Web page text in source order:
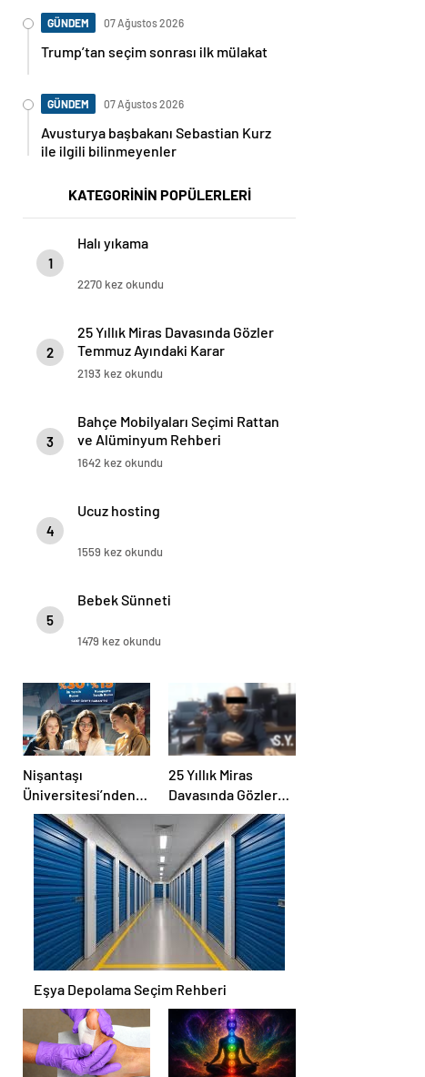
GÜNDEM 07 Ağustos 2026
Trump’tan seçim sonrası ilk mülakat
GÜNDEM 07 Ağustos 2026
Avusturya başbakanı Sebastian Kurz
ile ilgili bilinmeyenler
KATEGORİNİN POPÜLERLERİ
1
Halı yıkama
2270 kez okundu
2
25 Yıllık Miras Davasında Gözler
Temmuz Ayındaki Karar
Duruşmasına Çevrildi
2193 kez okundu
3
Bahçe Mobilyaları Seçimi Rattan
ve Alüminyum Rehberi
1642 kez okundu
4
Ucuz hosting
1559 kez okundu
5
Bebek Sünneti
1479 kez okundu
Nişantaşı
Üniversitesi’nden
2026 YKS
Adaylarına Çifte
Güvence: Sabit
Ücret ve Kesintisiz
Burs
25 Yıllık Miras
Davasında Gözler
Temmuz Ayındaki
Karar Duruşmasına
Çevrildi
Eşya Depolama Seçim Rehberi